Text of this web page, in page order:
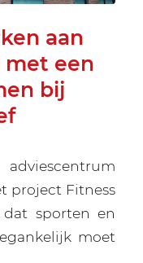
aan
met een
bij
adviescentrum
project Fitness
sporten en
moet